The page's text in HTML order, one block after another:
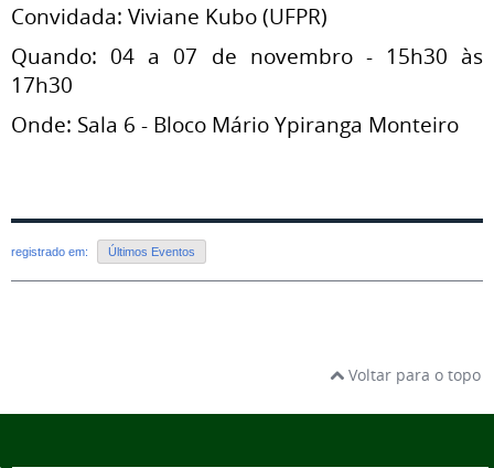
Convidada: Viviane Kubo (UFPR)
Quando: 04 a 07 de novembro - 15h30 às
17h30
Onde: Sala 6 - Bloco Mário Ypiranga Monteiro
registrado em: Últimos Eventos
Voltar para o topo